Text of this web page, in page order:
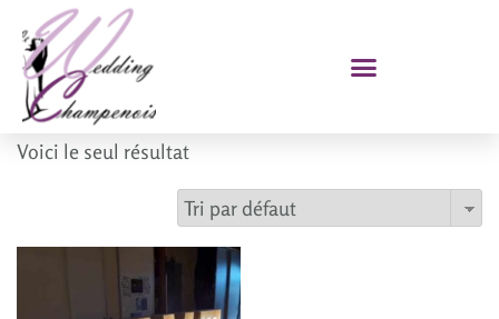
Voici le seul résultat